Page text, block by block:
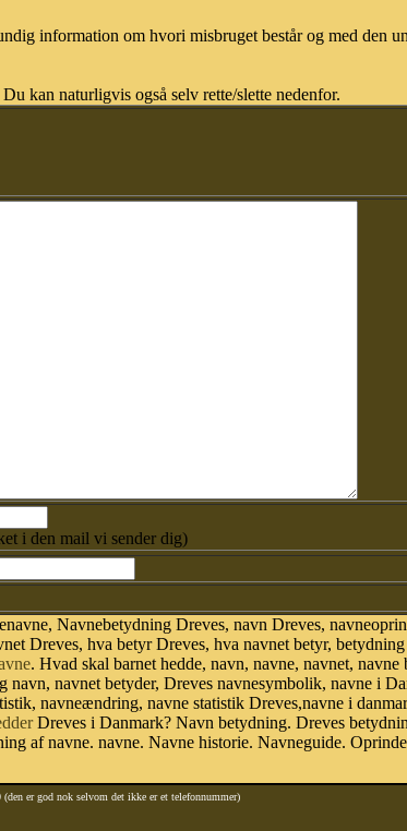
information om hvori misbruget består og med den
kan naturligvis også selv rette/slette nedenfor.
i den mail vi sender dig)
Navnebetydning Dreves, navn Dreves,
Dreves, hva betyr Dreves, hva navnet betyr,
. Hvad skal barnet hedde, navn, navne, navnet, navne
navnet betyder, Dreves navnesymbolik, navne i
navneændring, navne statistik Dreves,navne i
Dreves i Danmark? Navn betydning. Dreves
af navne. navne. Navne historie. Navneguide.
er god nok selvom det ikke er et telefonnummer)